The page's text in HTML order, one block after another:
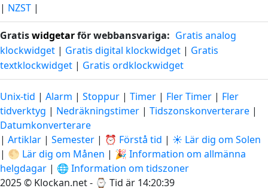
| NZST |
Gratiswidgetarför webbansvariga: Gratis analog
klockwidget | Gratis digital klockwidget | Gratis
textklockwidget | Gratis ordklockwidget
Unix-tid | Alarm | Stoppur | Timer | Fler Timer | Fler
tidverktyg | Nedräkningstimer | Tidszonskonverterare |
Datumkonverterare
| Artiklar | Semester | ⏰ Förstå tid | ☀️ Lär dig om Solen
| 🌕 Lär dig om Månen | 🎉 Information om allmänna
helgdagar | 🌐 Information om tidszoner
2025 © Klockan.net - ⌚ Tid är 14:20:40